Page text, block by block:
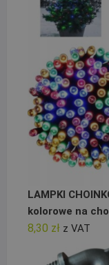
LAMPKI
kolorowe na
8,30 zł z VAT